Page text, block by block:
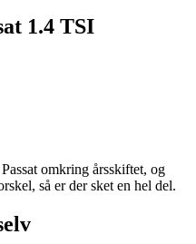
1.4 TSI
omkring årsskiftet, og
så er der sket en hel del.